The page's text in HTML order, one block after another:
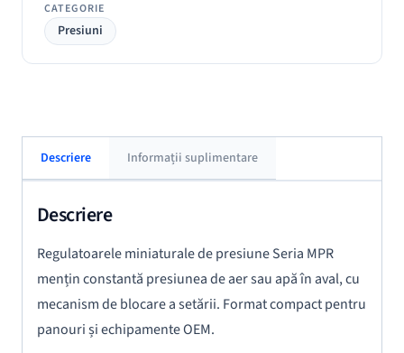
CATEGORIE
Presiuni
Descriere Informații suplimentare
Descriere
Regulatoarele miniaturale de presiune Seria MPR
mențin constantă presiunea de aer sau apă în aval, cu
mecanism de blocare a setării. Format compact pentru
panouri și echipamente OEM.